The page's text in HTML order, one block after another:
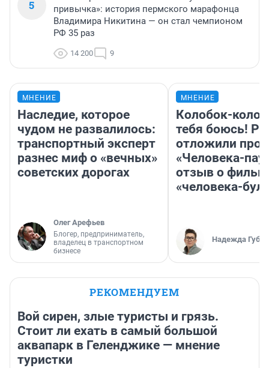
5
привычка»: история пермского марафонца
Владимира Никитина — он стал чемпионом
РФ 35 раз
14 200 9
МНЕНИЕ
Наследие, которое
чудом не развалилось:
транспортный эксперт
разнес миф о «вечных»
советских дорогах
Олег Арефьев
Блогер, предприниматель,
владелец в транспортном
бизнесе
МНЕНИЕ
Колобок-
тебя боюсь!
отложили
«Человека-
отзыв о
«человека-
Надежда
РЕКОМЕНДУЕМ
Вой сирен, злые туристы и грязь.
Стоит ли ехать в самый большой
аквапарк в Геленджике — мнение
туристки